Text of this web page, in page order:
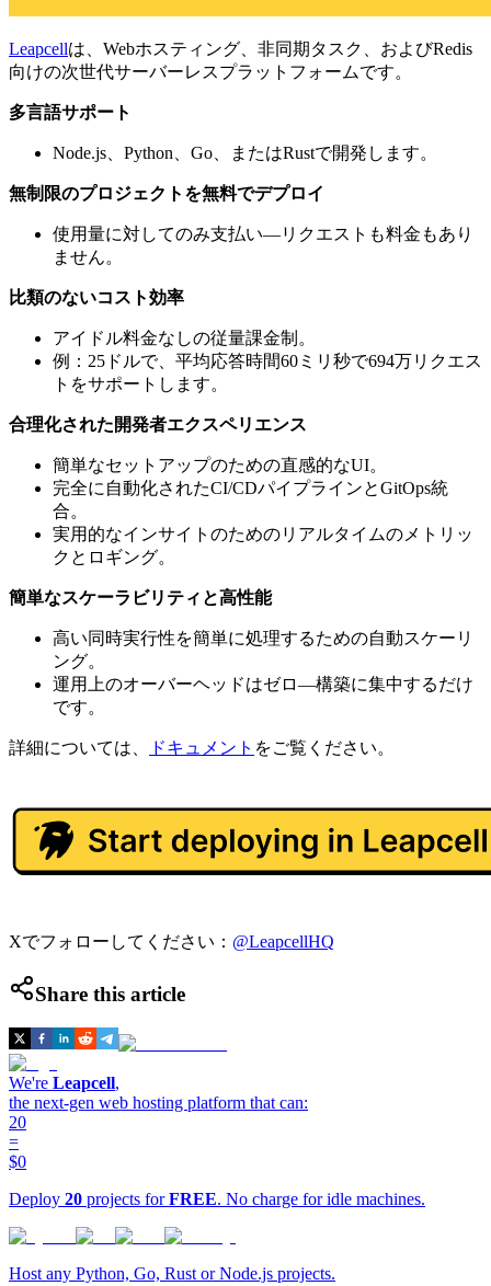
Leapcellは、Webホスティング、非同期タスク、およびRedis
向けの次世代サーバーレスプラットフォームです。
多言語サポート
Node.js、Python、Go、またはRustで開発します。
無制限のプロジェクトを無料でデプロイ
使用量に対してのみ支払い—リクエストも料金もあり
ません。
比類のないコスト効率
アイドル料金なしの従量課金制。
例：25ドルで、平均応答時間60ミリ秒で694万リクエス
トをサポートします。
合理化された開発者エクスペリエンス
簡単なセットアップのための直感的なUI。
完全に自動化されたCI/CDパイプラインとGitOps統
合。
実用的なインサイトのためのリアルタイムのメトリッ
クとロギング。
簡単なスケーラビリティと高性能
高い同時実行性を簡単に処理するための自動スケーリ
ング。
運用上のオーバーヘッドはゼロ—構築に集中するだけ
です。
詳細については、 ドキュメント をご覧ください。
Xでフォローしてください： @LeapcellHQ
Share this article
We're Leapcell,
the next-gen web hosting platform that can:
20
=
$0
Deploy 20 projects forFREE. No charge for idle machines.
Host any Python, Go, Rust or Node.js projects.